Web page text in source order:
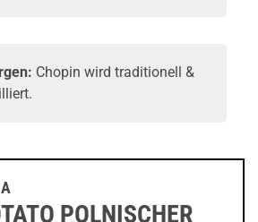
Chopin wird traditionell &
POLNISCHER